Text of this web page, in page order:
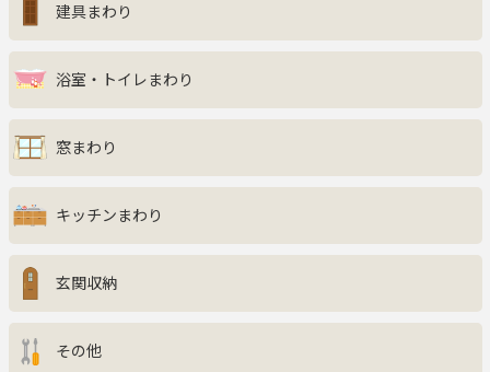
ご利用ガイド よくある質問 お問い合わせ
建具まわり
浴室・トイレまわり
窓まわり
キッチンまわり
玄関収納
その他